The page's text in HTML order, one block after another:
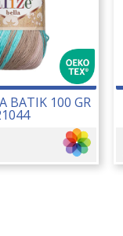
BATIK 100 GR